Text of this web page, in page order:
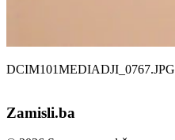
DCIM101MEDIADJI_0767.JPG
Zamisli.ba